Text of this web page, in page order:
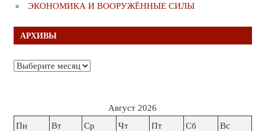
ЭКОНОМИКА И ВООРУЖЁННЫЕ СИЛЫ
АРХИВЫ
Архивы
Август 2026
Пн
Вт Ср Чт Пт Сб Вс